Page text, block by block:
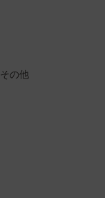
その他